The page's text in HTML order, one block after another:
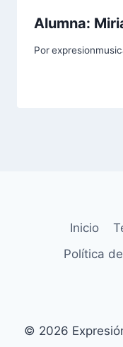
Alumna:
Por
Inicio
Política
© 2026